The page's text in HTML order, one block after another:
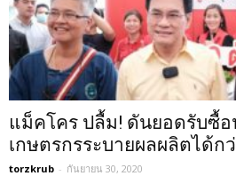
แม็คโคร ปลื้ม! ดันยอดรับซื้อ
เกษตรกรระบายผลผลิตได้ก
torzkrub - กันยายน 30, 2020